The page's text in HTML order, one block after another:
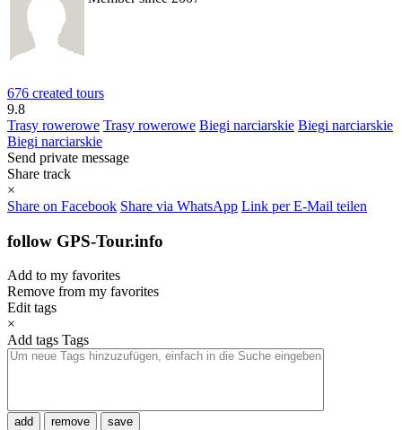
676 created tours
9.8
Trasy rowerowe Trasy rowerowe Biegi narciarskie Biegi narciarskie
Biegi narciarskie
Send private message
Share track
×
Share on Facebook Share via WhatsApp Link per E-Mail teilen
follow GPS-Tour.info
Add to my favorites
Remove from my favorites
Edit tags
×
Add tags Tags
add remove save